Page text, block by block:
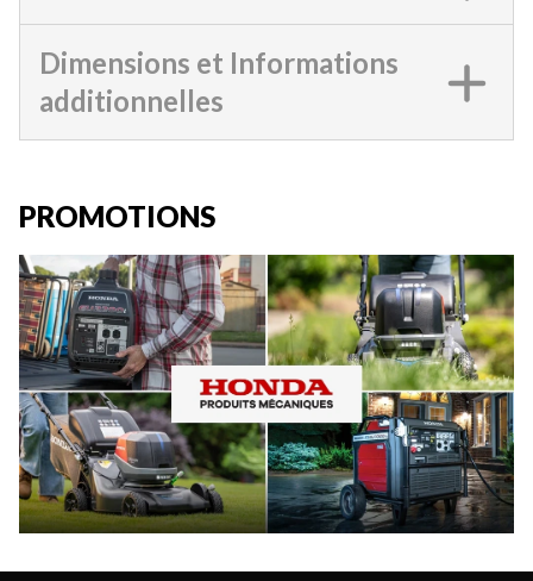
Dimensions et Informations
additionnelles
PROMOTIONS